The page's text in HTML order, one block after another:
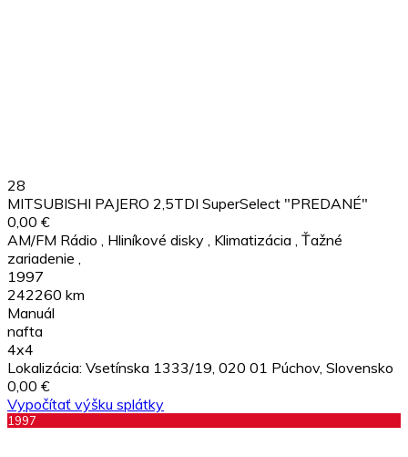
28
MITSUBISHI PAJERO 2,5TDI SuperSelect "PREDANÉ"
0,00 €
AM/FM Rádio
Hliníkové disky Klimatizácia Ťažné
zariadenie
1997
242260 km
Manuál
nafta
4x4
Lokalizácia: Vsetínska 1333/19, 020 01 Púchov, Slovensko
0,00 €
Vypočítať výšku splátky
1997